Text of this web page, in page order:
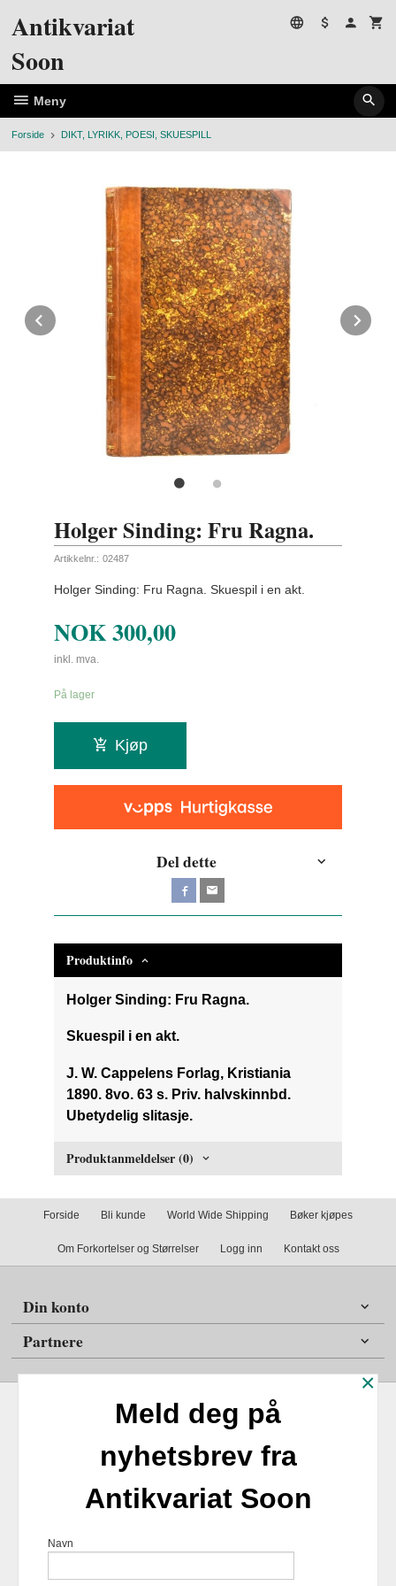
Antikvariat
Soon
Meny
Forside DIKT, LYRIKK, POESI, SKUESPILL
Prev
Holger Sinding: Fru Ragna.
Artikkelnr.: 02487
Holger Sinding: Fru Ragna. Skuespil i en akt.
NOK300,00
inkl. mva.
På lager
Kjøp
Del dette
Produktinfo
Holger Sinding: Fru Ragna.
Skuespil i en akt.
J. W. Cappelens Forlag, Kristiania
1890. 8vo. 63 s. Priv. halvskinnbd.
Ubetydelig slitasje.
Produktanmeldelser (0)
Forside Bli kunde World Wide Shipping Bøker kjøpes
Om Forkortelser og Størrelser Logg inn Kontakt oss
Din konto
Partnere
Kjøpsbetingelser Sikkerhet og personvern
Nyhetsbrev
98254859- Foretaksregisteret 924817518
×
Meld deg på
nyhetsbrev fra
Antikvariat Soon
Navn